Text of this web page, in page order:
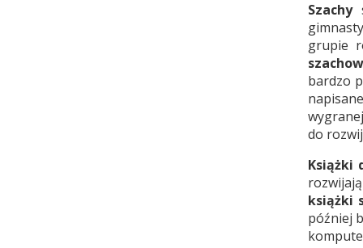
Szachy
grupie
bardzo
do
Książki
książki
później